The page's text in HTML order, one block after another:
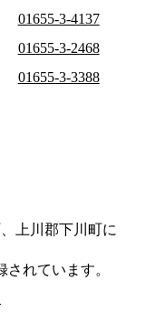
01655-3-4137
01655-3-2468
01655-3-3388
上川郡下川町に
れています。